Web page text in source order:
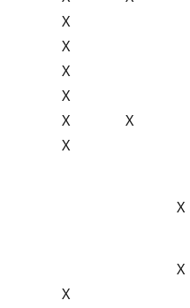
X
X
X
X
X
X
X
X
X
X